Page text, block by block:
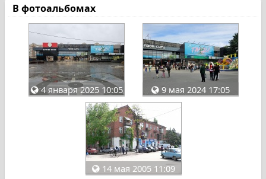
В фотоальбомах
4 января 2025 10:05 9 мая 2024 17:05
14 мая 2005 11:09